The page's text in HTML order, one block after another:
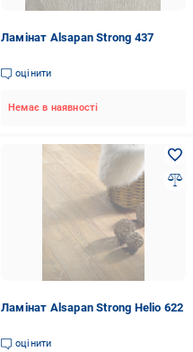
Ламінат Alsapan Strong 437
оцінити
Немає в наявності
Ламінат Alsapan Strong Helio 622
оцінити